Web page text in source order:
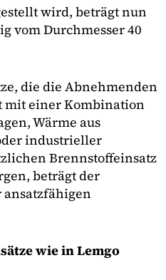
wird, beträgt nun
vom Durchmesser 40
die die Abnehmenden
mit einer Kombination
Wärme aus
industrieller
Brennstoffeinsatz
beträgt der
ansatzfähigen
wie in Lemgo